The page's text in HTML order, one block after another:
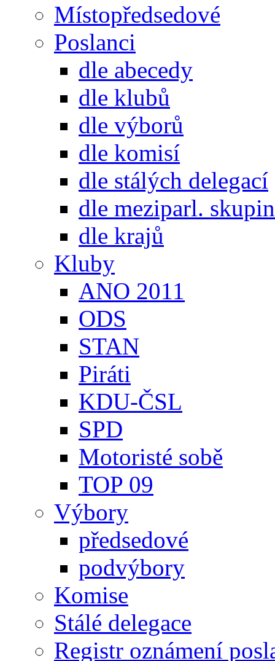
Místopředsedové
Poslanci
dle abecedy
dle klubů
dle výborů
dle komisí
dle stálých delegací
dle meziparl. skupin
dle krajů
Kluby
ANO 2011
ODS
STAN
Piráti
KDU-ČSL
SPD
Motoristé sobě
TOP 09
Výbory
předsedové
podvýbory
Komise
Stálé delegace
Registr oznámení